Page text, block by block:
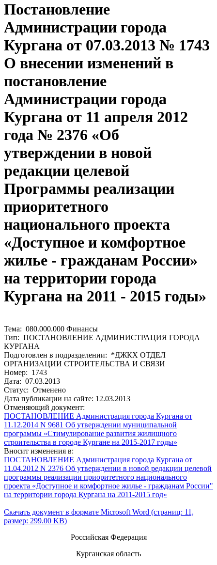
Постановление
Администрации города
Кургана от 07.03.2013 № 1743
О внесении изменений в
постановление
Администрации города
Кургана от 11 апреля 2012
года № 2376 «Об
утверждении в новой
редакции целевой
Программы реализации
приоритетного
национального проекта
«Доступное и комфортное
жилье - гражданам России»
на территории города
Кургана на 2011 - 2015 годы»
Тема: 080.000.000 Финансы
Тип: ПОСТАНОВЛЕНИЕ АДМИНИСТРАЦИЯ ГОРОДА
КУРГАНА
Подготовлен в подразделении: *ДЖКХ ОТДЕЛ
ОРГАНИЗАЦИИ СТРОИТЕЛЬСТВА И СВЯЗИ
Номер: 1743
Дата: 07.03.2013
Статус: Отменено
Дата публикации на сайте: 12.03.2013
Отменяющий документ:
ПОСТАНОВЛЕНИЕ Администрация города Кургана от
11.12.2014 N 9681 Об утверждении муниципальной
программы «Стимулирование развития жилищного
строительства в городе Кургане на 2015-2017 годы»
Вносит изменения в:
ПОСТАНОВЛЕНИЕ Администрация города Кургана от
11.04.2012 N 2376 Об утверждении в новой редакции целевой
программы реализации приоритетного национального
проекта «Доступное и комфортное жилье - гражданам России"
на территории города Кургана на 2011-2015 год»
Скачать документ в формате Microsoft Word (страниц: 11,
размер: 299.00 KB)
Российская Федерация
Курганская область